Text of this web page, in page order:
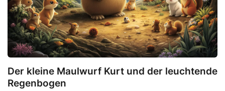
Der kleine Maulwurf Kurt und der leuchtende
Regenbogen